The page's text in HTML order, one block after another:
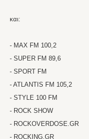
και:
- MAX FM 100,2
- SUPER FM 89,6
- SPORT FM
- ATLANTIS FM 105,2
- STYLE 100 FM
- ROCK SHOW
- ROCKOVERDOSE.GR
- ROCKING.GR